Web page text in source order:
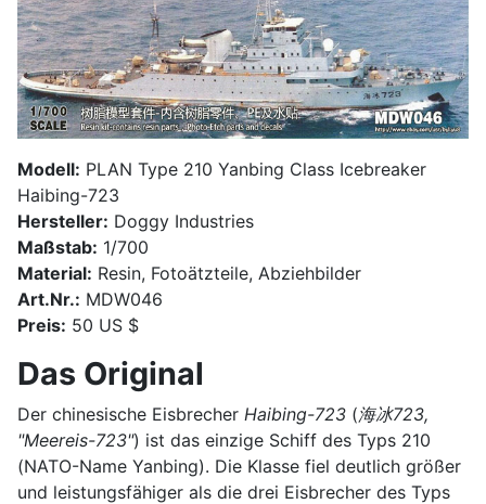
Modell: PLAN Type 210 Yanbing Class Icebreaker
Haibing-723
Hersteller: Doggy Industries
Maßstab: 1/700
Material: Resin, Fotoätzteile, Abziehbilder
Art.Nr.: MDW046
Preis: 50 US $
Das Original
Der chinesische Eisbrecher Haibing-723 (海冰723,
"Meereis-723") ist das einzige Schiff des Typs 210
(NATO-Name Yanbing). Die Klasse fiel deutlich größer
und leistungsfähiger als die drei Eisbrecher des Typs